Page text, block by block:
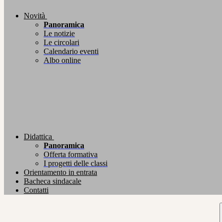
Novità
Panoramica
Le notizie
Le circolari
Calendario eventi
Albo online
Didattica
Panoramica
Offerta formativa
I progetti delle classi
Orientamento in entrata
Bacheca sindacale
Contatti